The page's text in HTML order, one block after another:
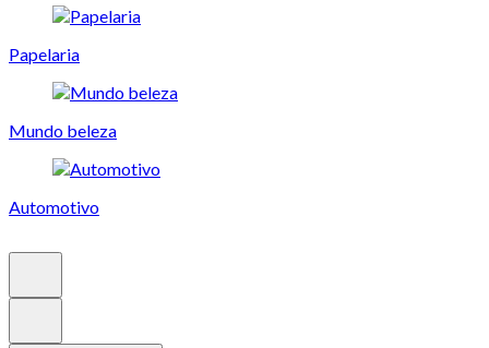
Papelaria
Mundo beleza
Automotivo